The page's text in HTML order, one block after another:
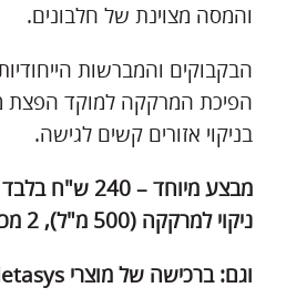
והמסה מצוינת של חלבונים.
הבקבוקים והמברשות
הפיכת המרקקה למוקד הפצת
בניקוי אזורים קשים לגישה.
ניקוי למרקקה (500 מ"ל), 2 מכלי ניקוי ו-2 מברשות.
וגם: ברכישה של מוצרי